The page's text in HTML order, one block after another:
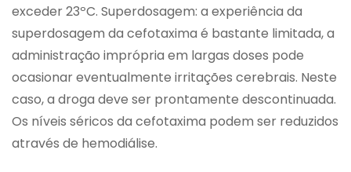
exceder 23ºC. Superdosagem: a experiência da
superdosagem da cefotaxima é bastante limitada, a
administração imprópria em largas doses pode
ocasionar eventualmente irritações cerebrais. Neste
caso, a droga deve ser prontamente descontinuada.
Os níveis séricos da cefotaxima podem ser reduzidos
através de hemodiálise.